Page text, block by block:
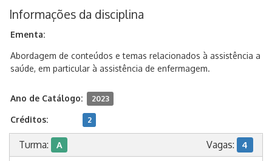
Informações da disciplina
Ementa:
Abordagem de conteúdos e temas relacionados à assistência a
saúde, em particular à assistência de enfermagem.
Ano de Catálogo: 2023
Créditos: 2
Turma: A Vagas: 4